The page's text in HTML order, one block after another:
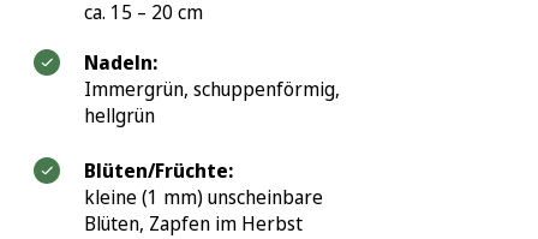
ca. 15 – 20 cm
Nadeln:
Immergrün, schuppenförmig,
hellgrün
Blüten/Früchte:
kleine (1 mm) unscheinbare
Blüten, Zapfen im Herbst